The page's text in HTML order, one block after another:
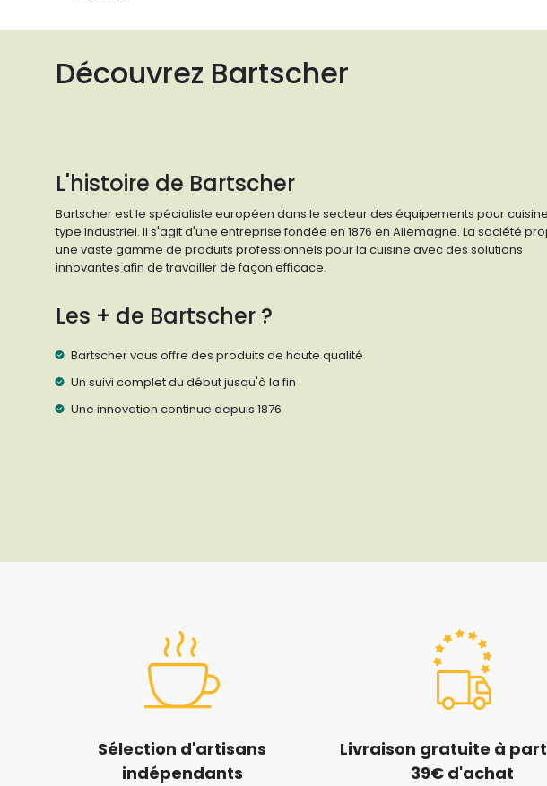
Découvrez Bartscher
L'histoire de Bartscher
Bartscher est le spécialiste européen dans le secteur des équipements pour
type industriel. Il s'agit d'une entreprise fondée en 1876 en Allemagne. La société
une vaste gamme de produits professionnels pour la cuisine avec des solutions
innovantes afin de travailler de façon efficace.
Les + de Bartscher ?
Bartscher vous offre des produits de haute qualité
Un suivi complet du début jusqu'à la fin
Une innovation continue depuis 1876
Sélection d'artisans
indépendants
Livraison gratuite à
39€ d'achat